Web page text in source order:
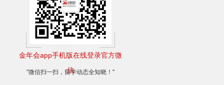
金年会app手机版在线登录官方微
信
"微信扫一扫，留学动态全知晓！"